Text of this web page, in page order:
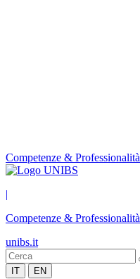
Competenze & Professionalità
|
Competenze & Professionalità
unibs.it
IT EN